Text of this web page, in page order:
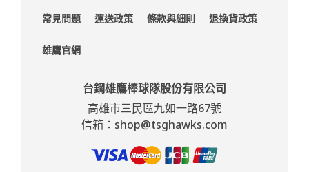
常見問題 運送政策 條款與細則 退換貨政策
雄鷹官網
台鋼雄鷹棒球隊股份有限公司
高雄市三民區九如一路67號
信箱：shop@tsghawks.com